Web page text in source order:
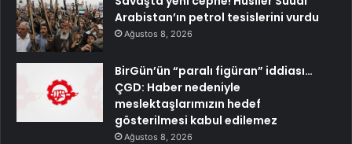
Arabistan’ın petrol tesislerini vurdu
Ağustos 8, 2026
BirGün’ün “paralı figüran” iddiası…
ÇGD: Haber nedeniyle
meslektaşlarımızın hedef
gösterilmesi kabul edilemez
Ağustos 8, 2026